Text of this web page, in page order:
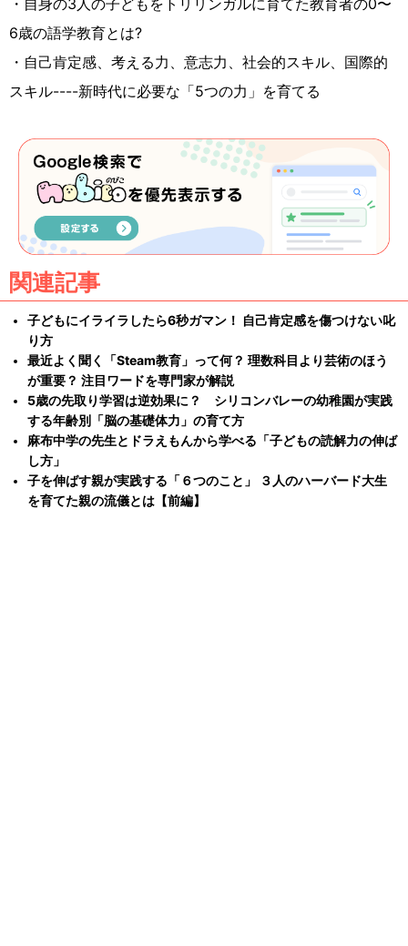
・自身の3人の子どもをトリリンガルに育てた教育者の0〜
6歳の語学教育とは?
・⾃⼰肯定感、考える力、意志力、社会的スキル、国際的
スキル----新時代に必要な「5つの⼒」を育てる
関連記事
子どもにイライラしたら6秒ガマン！ 自己肯定感を傷つけない叱
り方
最近よく聞く「Steam教育」って何？ 理数科目より芸術のほう
が重要？ 注目ワードを専門家が解説
5歳の先取り学習は逆効果に？ シリコンバレーの幼稚園が実践
する年齢別「脳の基礎体力」の育て方
麻布中学の先生とドラえもんから学べる「子どもの読解力の伸ば
し方」
子を伸ばす親が実践する「６つのこと」 ３人のハーバード大生
を育てた親の流儀とは【前編】